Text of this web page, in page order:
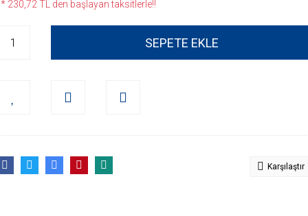
* 230,72 TL den başlayan taksitlerle!!
SEPETE EKLE
Karşılaştır